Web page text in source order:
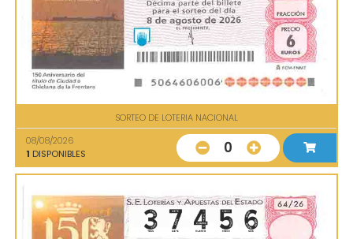
SORTEO DE LOTERIA NACIONAL
08/08/2026
1 DISPONIBLES 0